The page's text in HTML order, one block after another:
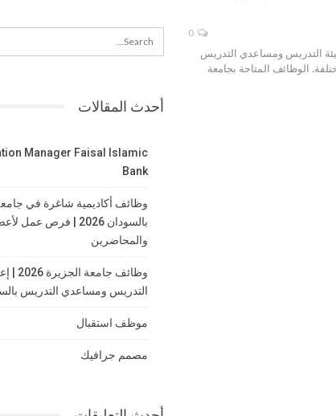
التدريس ومساعدي التدريس
الوظائف المتاحة بجامعة
أحدث المقالات
Manager Faisal Islamic
Bank
وظائف أكاديمية شاغرة في جامعة
بالسودان 2026 | فرص
والمحاضرين
التدريس ومساعدي التدريس
موظف استقبال
مصمم جرافيك